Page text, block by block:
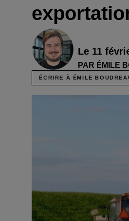
Le 11
PAR ÉMILE
ÉCRIRE À ÉMILE